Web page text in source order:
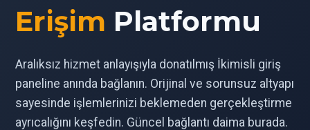
Erişim Platformu
Aralıksız hizmet anlayışıyla donatılmış İkimisli giriş
paneline anında bağlanın. Orijinal ve sorunsuz altyapı
sayesinde işlemlerinizi beklemeden gerçekleştirme
ayrıcalığını keşfedin. Güncel bağlantı daima burada.